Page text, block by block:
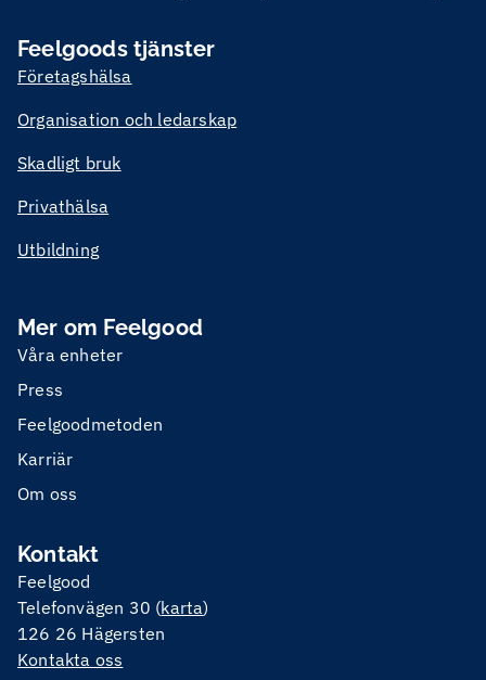
Feelgoods tjänster
Företagshälsa
Organisation och ledarskap
Skadligt bruk
Privathälsa
Utbildning
Mer om Feelgood
Våra enheter
Press
Feelgoodmetoden
Karriär
Om oss
Kontakt
Feelgood
Telefonvägen 30 (karta)
126 26 Hägersten
Kontakta oss